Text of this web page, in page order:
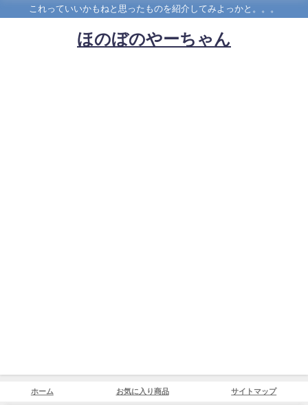
これっていいかもねと思ったものを紹介してみよっかと。。。
ほのぼのやーちゃん
ホーム お気に入り商品 サイトマップ